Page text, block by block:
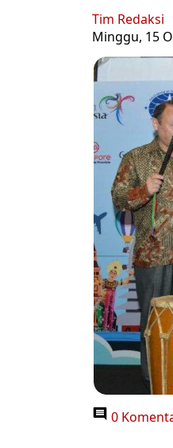
Tim Redaksi
Minggu, 15
0